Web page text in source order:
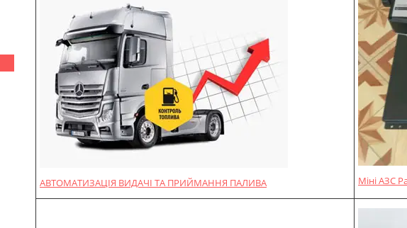
АВТОМАТИЗАЦІЯ ВИДАЧІ ТА ПРИЙМАННЯ ПАЛИВА Міні АЗС